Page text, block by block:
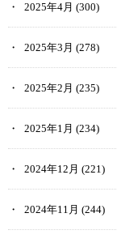
2025年4月 (300)
2025年3月 (278)
2025年2月 (235)
2025年1月 (234)
2024年12月 (221)
2024年11月 (244)